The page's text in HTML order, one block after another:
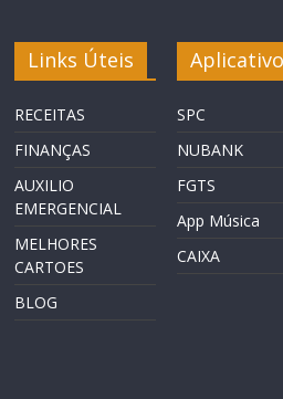
Links Úteis
RECEITAS
FINANÇAS
AUXILIO
EMERGENCIAL
MELHORES
CARTOES
BLOG
SPC
NUBANK
FGTS
App Música
CAIXA